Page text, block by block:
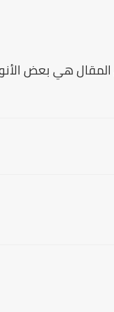
هي بعض